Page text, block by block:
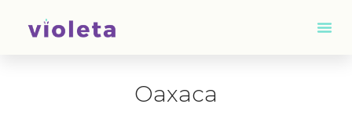
Oaxaca